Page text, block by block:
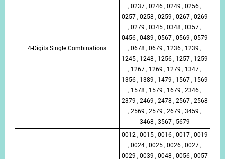
4-Digits Single Combinations
, 0237 , 0246 , 0249 , 0256 ,
0257 , 0258 , 0259 , 0267 , 0269
, 0279 , 0345 , 0348 , 0357 ,
0456 , 0489 , 0567 , 0569 , 0579
, 0678 , 0679 , 1236 , 1239 ,
1245 , 1248 , 1256 , 1257 , 1259
, 1267 , 1269 , 1279 , 1347 ,
1356 , 1389 , 1479 , 1567 , 1569
, 1578 , 1579 , 1679 , 2346 ,
2379 , 2469 , 2478 , 2567 , 2568
, 2569 , 2579 , 2679 , 3459 ,
3468 , 3567 , 5679
0012 , 0015 , 0016 , 0017 , 0019
, 0024 , 0025 , 0026 , 0027 ,
0029 , 0039 , 0048 , 0056 , 0057